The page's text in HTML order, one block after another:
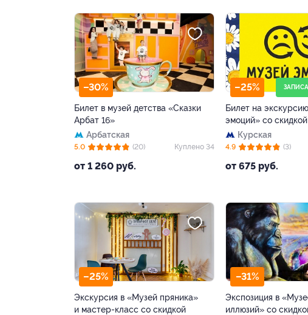
–30%
Билет в музей детства «Сказки
Арбат 16»
Арбатская
от 1 260 руб.
5.0 (20) Куплено 34
–25%
Билет на
эмоций» со скидкой
Курская
от 675 руб.
4.9 (3)
–25%
Экскурсия в «Музей пряника»
и мастер-класс со скидкой
–31%
Экспозиция в
иллюзий» со